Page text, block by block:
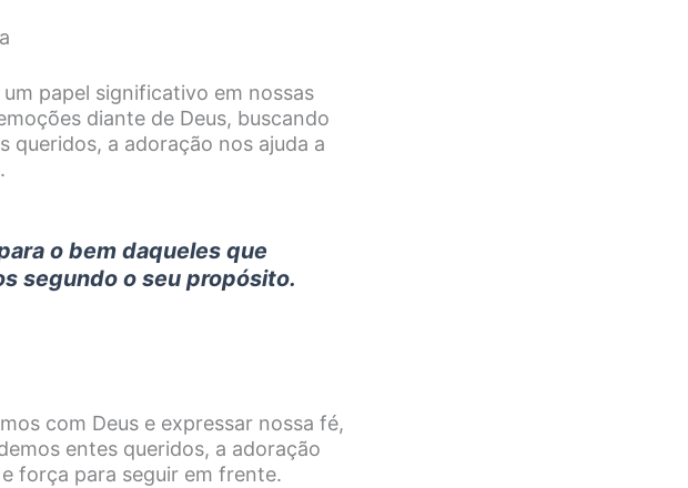
papel significativo em nossas
diante de Deus, buscando
queridos, a adoração nos ajuda a
o bem daqueles que
segundo o seu propósito.
com Deus e expressar nossa fé,
entes queridos, a adoração
força para seguir em frente.